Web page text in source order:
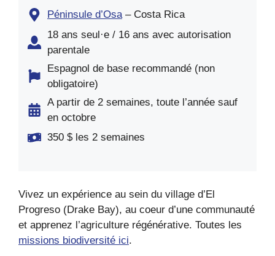
Péninsule d’Osa– Costa Rica
18 ans seul·e / 16 ans avec autorisation
parentale
Espagnol de base recommandé (non
obligatoire)
A partir de 2 semaines, toute l’année sauf
en octobre
350 $ les 2 semaines
Vivez un expérience au sein du village d’El
Progreso (Drake Bay), au coeur d’une communauté
et apprenez l’agriculture régénérative. Toutes les
missions biodiversité ici.